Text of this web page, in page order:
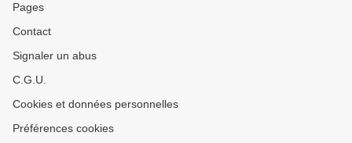
Pages
Contact
Signaler un abus
C.G.U.
Cookies et données personnelles
Préférences cookies